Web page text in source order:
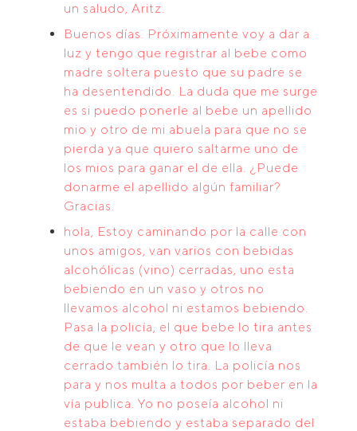
un saludo, Aritz.
Buenos días. Próximamente voy a dar a
luz y tengo que registrar al bebe como
madre soltera puesto que su padre se
ha desentendido. La duda que me surge
es si puedo ponerle al bebe un apellido
mio y otro de mi abuela para que no se
pierda ya que quiero saltarme uno de
los mios para ganar el de ella. ¿Puede
donarme el apellido algún familiar?
Gracias.
hola, Estoy caminando por la calle con
unos amigos, van varios con bebidas
alcohólicas (vino) cerradas, uno esta
bebiendo en un vaso y otros no
llevamos alcohol ni estamos bebiendo.
Pasa la policía, el que bebe lo tira antes
de que le vean y otro que lo lleva
cerrado también lo tira. La policía nos
para y nos multa a todos por beber en la
vía publica. Yo no poseía alcohol ni
estaba bebiendo y estaba separado del